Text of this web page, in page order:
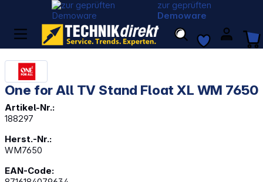
zur geprüften
Demoware
One for All TV Stand Float XL WM 7650
Artikel-Nr.:
188297
Herst.-Nr.:
WM7650
EAN-Code: